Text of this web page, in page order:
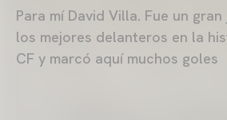
Para mí David Villa. Fue un
los mejores delanteros en la
CF y marcó aquí muchos goles